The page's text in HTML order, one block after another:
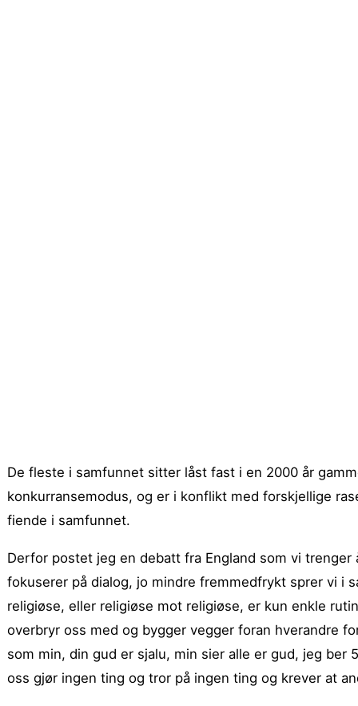
De fleste i samfunnet sitter låst fast i en 2000 år
konkurransemodus, og er i konflikt med forskjellige
fiende i samfunnet.
Derfor postet jeg en debatt fra England som vi
fokuserer på dialog, jo mindre fremmedfrykt sprer vi i
religiøse, eller religiøse mot religiøse, er kun enkle
overbryr oss med og bygger vegger foran hverandre
som min, din gud er sjalu, min sier alle er gud, jeg
oss gjør ingen ting og tror på ingen ting og krever at